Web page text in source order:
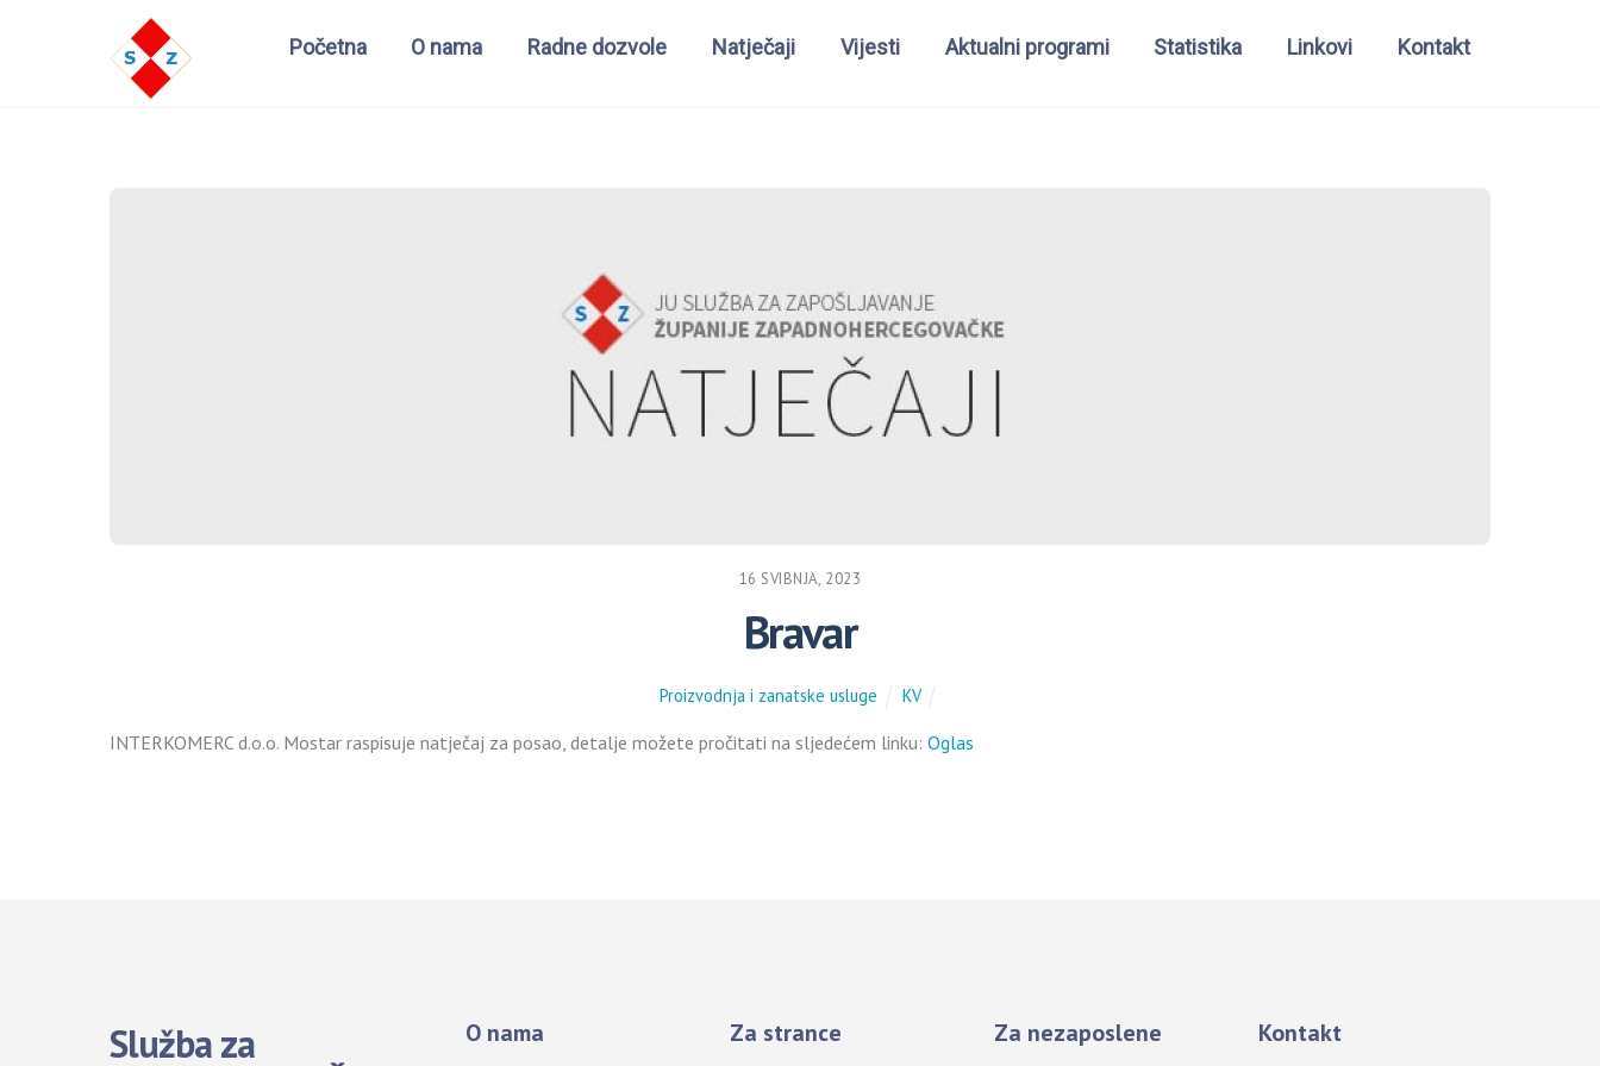
Početna O nama Radne dozvole Natječaji Vijesti Aktualni programi Statistika Linkovi Kontakt
16 SVIBNJA, 2023
Bravar
Proizvodnja i zanatske usluge KV
INTERKOMERC d.o.o. Mostar raspisuje natječaj za posao, detalje možete pročitati na sljedećem linku: Oglas
Služba za O nama Za strance Za nezaposlene Kontakt